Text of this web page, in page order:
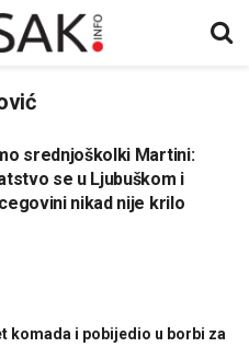
srednjoškolki Martini:
se u Ljubuškom i
nikad nije krilo
komada i pobijedio u borbi za